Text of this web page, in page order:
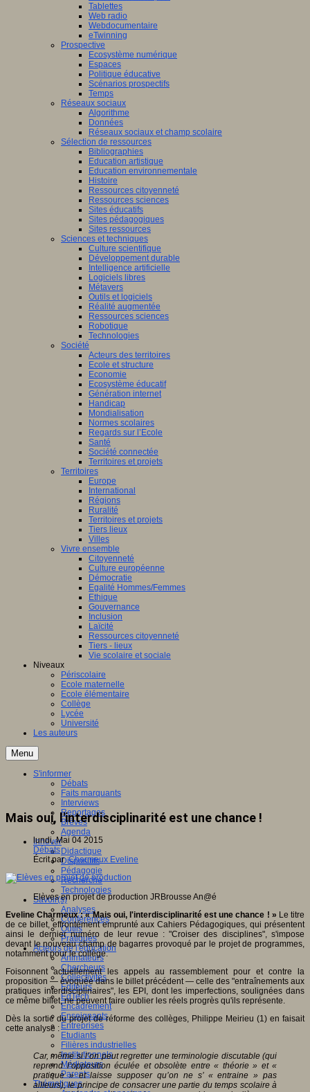
Tablettes
Web radio
Webdocumentaire
eTwinning
Prospective
Ecosystème numérique
Espaces
Politique éducative
Scénarios prospectifs
Temps
Réseaux sociaux
Algorithme
Données
Réseaux sociaux et champ scolaire
Sélection de ressources
Bibliographies
Education artistique
Education environnementale
Histoire
Ressources citoyenneté
Ressources sciences
Sites éducatifs
Sites pédagogiques
Sites ressources
Sciences et techniques
Culture scientifique
Développement durable
Intelligence artificielle
Logiciels libres
Métavers
Outils et logiciels
Réalité augmentée
Ressources sciences
Robotique
Technologies
Société
Acteurs des territoires
Ecole et structure
Economie
Ecosystème éducatif
Génération internet
Handicap
Mondialisation
Normes scolaires
Regards sur l’Ecole
Santé
Société connectée
Territoires et projets
Territoires
Europe
International
Régions
Ruralité
Territoires et projets
Tiers lieux
Villes
Vivre ensemble
Citoyenneté
Culture européenne
Démocratie
Egalité Hommes/Femmes
Ethique
Gouvernance
Inclusion
Laïcité
Ressources citoyenneté
Tiers - lieux
Vie scolaire et sociale
Niveaux
Périscolaire
Ecole maternelle
Ecole élémentaire
Collège
Lycée
Université
Les auteurs
Menu
S'informer
Débats
Faits marquants
Interviews
Reportages
Brèves
Agenda
Innover
Didactique
Dispositifs
Pédagogie
Recherche
Technologies
Savoir(s)
Analyses
Conférences
Outils
Pratiques
Acteurs de l'éducation
Animateurs
Chercheurs
Collectivités
Editeurs
EdTech
Encadrement
Enseignants
Entreprises
Etudiants
Filières industrielles
Institutionnels
Médiateurs
Parents
Thématiques
Mais oui, l'interdisciplinarité est une chance !
lundi, Mai 04 2015
Débats
Écrit parCharmeux Eveline
Elèves en projet de production JRBrousse An@é
Eveline Charmeux : « Mais oui, l'interdisciplinarité est une chance ! » Le titre
de ce billet, effrontément emprunté aux Cahiers Pédagogiques, qui présentent
ainsi le dernier numéro de leur revue : "Croiser des disciplines", s'impose
devant le nouveau champ de bagarres provoqué par le projet de programmes,
notamment pour le collège.
Foisonnent actuellement les appels au rassemblement pour et contre la
proposition — évoquée dans le billet précédent — celle des "entraînements aux
pratiques interdisciplinaires", les EPI, dont les imperfections, soulignées dans
ce même billet, ne peuvent faire oublier les réels progrès qu'ils représente.
Dès la sortie du projet de réforme des collèges, Philippe Meirieu (1) en faisait
cette analyse :
Car, même si l’on peut regretter une terminologie discutable (qui
reprend l’opposition éculée et obsolète entre « théorie » et «
pratique » et laisse supposer qu’on ne s’ « entraine » pas
ailleurs), le principe de consacrer une partie du temps scolaire à